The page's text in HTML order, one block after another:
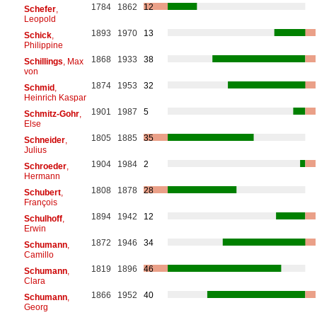
Schefer,
Leopold
1784 1862 12
Schick,
Philippine
1893 1970 13
Schillings , Max
von
1868 1933 38
Schmid,
Heinrich Kaspar
1874 1953 32
Schmitz-Gohr,
Else
1901 1987 5
Schneider,
Julius
1805 1885 35
Schroeder,
Hermann
1904 1984 2
Schubert,
François
1808 1878 28
Schulhoff,
Erwin
1894 1942 12
Schumann,
Camillo
1872 1946 34
Schumann,
Clara
1819 1896 46
Schumann,
Georg
1866 1952 40